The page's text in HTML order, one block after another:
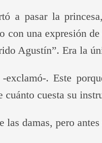
a pasar la
con una expresión
Agustín”. Era la
exclamó-. Este
cuánto cuesta su
las damas, pero